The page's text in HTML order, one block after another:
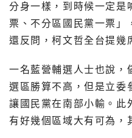
分身一樣，到時候一定是
票、不分區國民黨一票」
還反問，柯文哲全台提幾
一名藍營輔選人士也說，
選區勝算不高，但是立委
讓國民黨在南部小輸。此
有好幾個區域大有可為，